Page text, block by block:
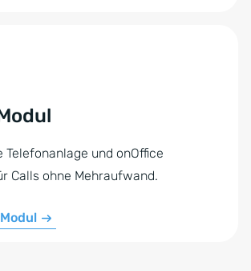
Telefonanlage und onOffice
Calls ohne Mehraufwand.